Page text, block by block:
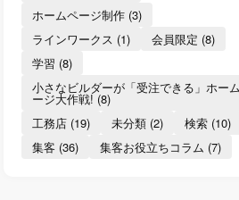
ホームページ制作 (3)
ラインワークス (1) 会員限定 (8)
学習 (8)
小さなビルダーが「受注できる」ホー
ージ大作戦!(8)
工務店 (19) 未分類 (2) 検索 (10)
集客 (36) 集客お役立ちコラム (7)